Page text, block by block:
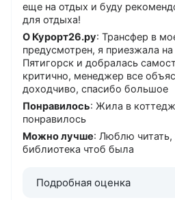
Бесплатный в холле
Бесплатный на территории
Бесплатный в номерах
Банкоматы
Сбербанк
Стоянка
Бесплатная охраняемая
Дети
Детская игровая площадка
еще на отдых и буду
для отдыха!
О Курорт26.ру: Трансфер в
предусмотрен, я приезжала
Пятигорск и добралась
критично, менеджер все
доходчиво, спасибо большое
Понравилось: Жила в
понравилось
Можно лучше: Люблю читать,
библиотека чтоб была
Подробная оценка